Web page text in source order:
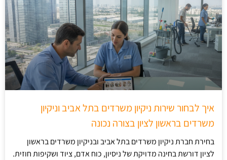
איך לבחור שירות ניקיון משרדים בתל אביב וניקיון
משרדים בראשון לציון בצורה נכונה
בחירת חברת ניקיון משרדים בתל אביב ובניקיון משרדים בראשון
לציון דורשת בחינה מדויקת של ניסיון, כוח אדם, ציוד ושקיפות חוזית.